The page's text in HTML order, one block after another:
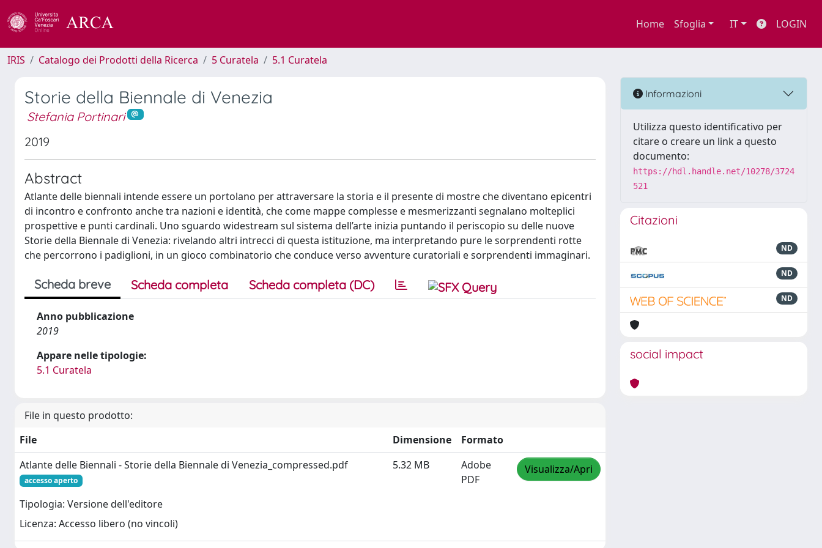
Home Sfoglia IT LOGIN
IRIS Catalogo dei Prodotti della Ricerca 5 Curatela 5.1 Curatela
Storie della Biennale di Venezia
Stefania Portinari
2019
Abstract
Atlante delle biennali intende essere un portolano per attraversare la storia e il presente di mostre che diventano epicentri
di incontro e confronto anche tra nazioni e identità, che come mappe complesse e mesmerizzanti segnalano molteplici
prospettive e punti cardinali. Uno sguardo widestream sul sistema dell’arte inizia puntando il periscopio su delle nuove
Storie della Biennale di Venezia: rivelando altri intrecci di questa istituzione, ma interpretando pure le sorprendenti rotte
che percorrono i padiglioni, in un gioco combinatorio che conduce verso avventure curatoriali e sorprendenti immaginari.
Scheda breve Scheda completa Scheda completa (DC)
Anno pubblicazione
2019
Appare nelle tipologie:
5.1 Curatela
File in questo prodotto:
File
Dimensione
Formato
Atlante delle Biennali - Storie della Biennale di Venezia_compressed.pdf
accesso aperto
Tipologia: Versione dell'editore
Licenza: Accesso libero (no vincoli)
5.32 MB
Adobe
PDF
Visualizza/Apri
Informazioni
Utilizza questo identificativo per
citare o creare un link a questo
documento:
https://hdl.handle.net/10278/3724
521
Citazioni
ND
ND
ND
social impact